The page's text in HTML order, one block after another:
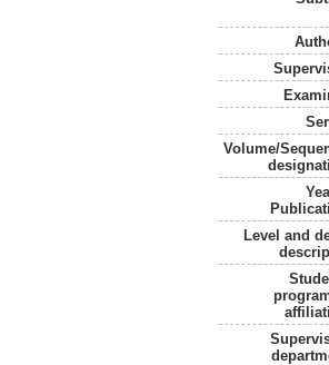
Volume/
Level and